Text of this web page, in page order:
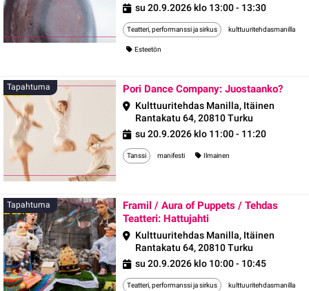
su 20.9.2026 klo 13:00 - 13:30
Teatteri, performanssi ja sirkus kulttuuritehdasmanilla
Esteetön
Tapahtuma Pori Dance Company: Juostaanko?
Kulttuuritehdas Manilla, Itäinen
Rantakatu 64, 20810 Turku
su 20.9.2026 klo 11:00 - 11:20
Tanssi manifesti Ilmainen
Tapahtuma
Framil / Aura of Puppets / Tehdas
Teatteri: Hattujahti
Kulttuuritehdas Manilla, Itäinen
Rantakatu 64, 20810 Turku
su 20.9.2026 klo 10:00 - 10:45
Teatteri, performanssi ja sirkus kulttuuritehdasmanilla